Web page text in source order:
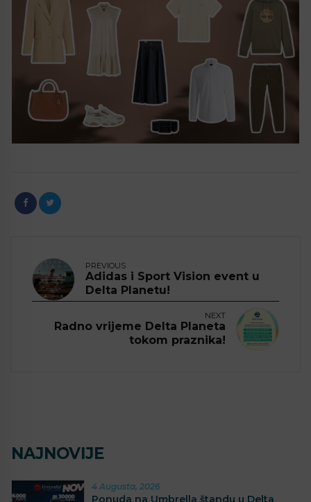
PREVIOUS
Adidas i Sport Vision event u
Delta Planetu!
NEXT
Radno vrijeme Delta Planeta
tokom praznika!
NAJNOVIJE
4 Augusta, 2026
Ponuda na Umbrella štandu u Delta